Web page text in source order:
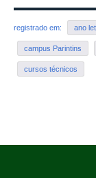
registrado em: ano
campus Parintins
cursos técnicos